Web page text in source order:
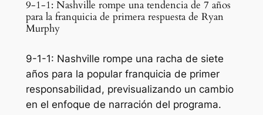
9-1-1: Nashville rompe una tendencia de 7 años
para la franquicia de primera respuesta de Ryan
Murphy
9-1-1: Nashville rompe una racha de siete
años para la popular franquicia de primer
responsabilidad, previsualizando un cambio
en el enfoque de narración del programa.